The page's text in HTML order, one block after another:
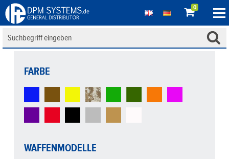
0
FARBE
WAFFENMODELLE